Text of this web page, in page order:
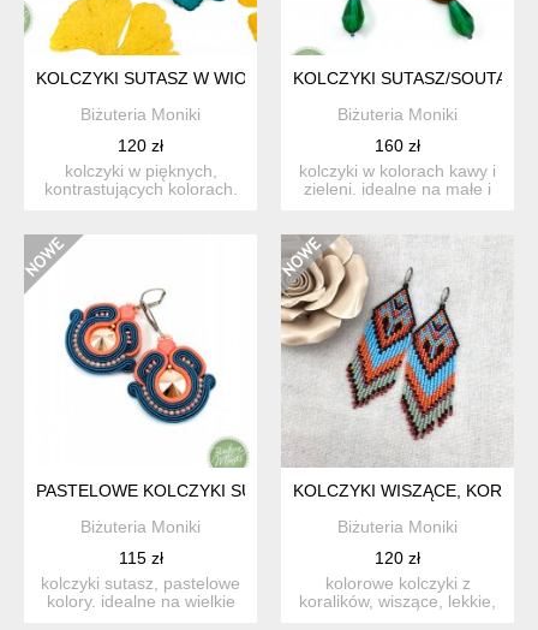
KOLCZYKI SUTASZ W WIOSENNYM STYLU, Z LIŚCIEM
Biżuteria Moniki
120 zł
kolczyki w pięknych,
kontrastujących kolorach.
KOLCZYKI SUTASZ/
Biżuteria Moniki
160 zł
kolczyki w kolorach kawy i
zieleni. idealne na małe i
PASTELOWE KOLCZYKI SUTASZ, MAŁE.
Biżuteria Moniki
115 zł
kolczyki sutasz, pastelowe
kolory. idealne na wielkie
KOLCZYKI WISZĄCE,
Biżuteria Moniki
120 zł
kolorowe kolczyki z
koralików, wiszące, lekkie,